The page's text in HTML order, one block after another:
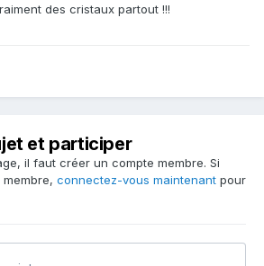
des cristaux partout !!!
et participer
il faut créer un compte membre. Si
connectez-vous maintenant pour